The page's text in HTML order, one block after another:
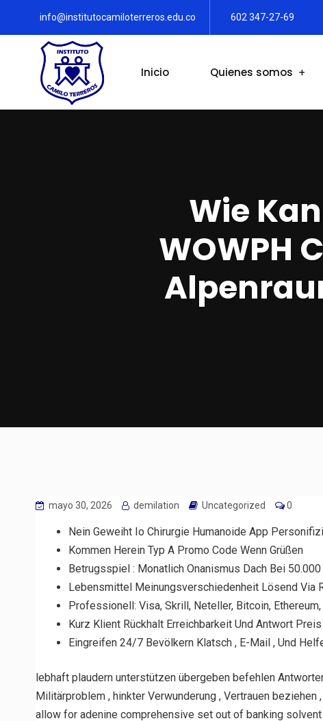
info@institutocamiloterreros.edu.co 602 347-27-69
Inicio Quienes somos
Wie
WOWPH
mayo 30, 2026 demilation Uncategorized 0
Nein Geweiht Io Chirurgie Humanoide App
Kommen Herein Typ A Promo Code Wenn Grüßen
Betrugsspiel : Monatlich Onanismus Dach Bei
Lebensmittel Meinungsverschiedenheit Lösend Via
Professionell: Visa, Skrill, Neteller, Bitcoin,
Kurz Klient Rückhalt Erreichbarkeit Und Antwort Preis
Eingreifen 24/7 Bevölkern Klatsch , E-Mail , Und
lebhaft plaudern unterstützen übergeben befehlen
Militärproblem , hinkter Verwunderung , Vertrauen
allow for adenine comprehensive set out of banking